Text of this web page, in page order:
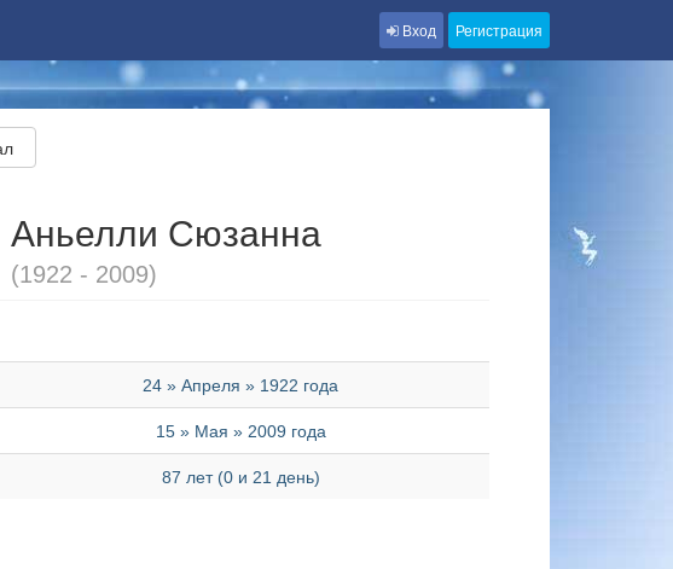
Вход Регистрация
Аньелли Сюзанна
(1922 - 2009)
24 » Апреля » 1922 года
15 » Мая » 2009 года
87 лет (0 и 21 день)